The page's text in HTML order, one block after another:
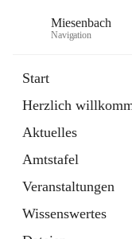
Miesenbach
Navigation
Start
Herzlich
Aktuelles
Amtstafel
Veranstaltungen
Wissenswertes
Externe Webseite
in
Tab
Region
Externe Webseite
öffnet
in
neuem
Tab